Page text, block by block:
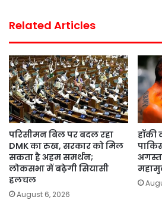
Related Articles
परिसीमन बिल पर बदल रहा
DMK का रुख, सरकार को मिल
सकता है अहम समर्थन;
लोकसभा में बढ़ेगी सियासी
हलचल
August 6, 2026
हॉकी
अगस्त